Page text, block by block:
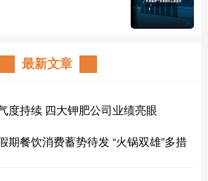
最新文章
度持续 四大钾肥公司业绩亮眼
期餐饮消费蓄势待发 “火锅双雄”多措